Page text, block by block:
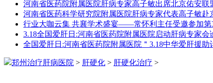
河南省医药院附属医院肝病专家高子敏出席北京佑安联
河南省医药科学研究院附属医院肝病专家代表高子敏赴
行业大咖云集 共襄学术盛宴——常怀利主任受邀参加第
3.18全国爱肝日:河南省医药院附属医院启动肝病专家会
全国爱肝日:河南省医药院附属医院＂3.18中华爱肝援助
郑州治疗肝病医院 > 肝硬化 > 肝硬化治疗 >